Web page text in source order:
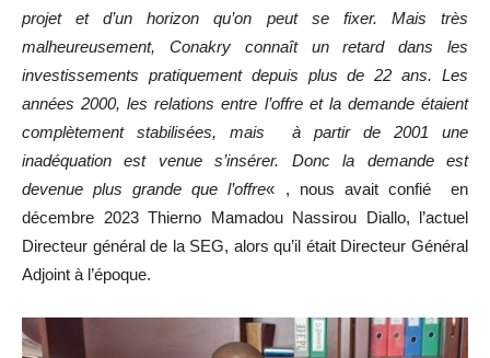
projet et d’un horizon qu’on peut se fixer. Mais très
malheureusement, Conakry connaît un retard dans les
investissements pratiquement depuis plus de 22 ans. Les
années 2000, les relations entre l’offre et la demande étaient
complètement stabilisées, mais à partir de 2001 une
inadéquation est venue s’insérer. Donc la demande est
devenue plus grande que l’offre« , nous avait confié en
décembre 2023 Thierno Mamadou Nassirou Diallo, l’actuel
Directeur général de la SEG, alors qu’il était Directeur Général
Adjoint à l’époque.